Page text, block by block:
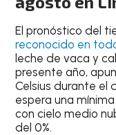
Elpronóstico del
reconocido en
leche de vaca y
presente año,
Celsius durante el
espera una
concielo medio
del 0%.